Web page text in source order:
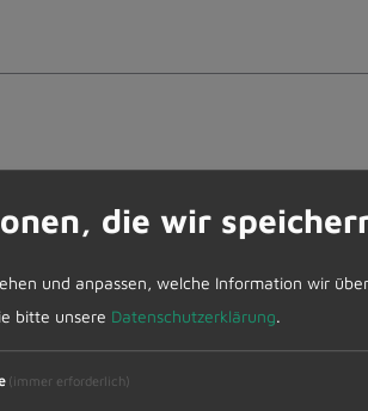
13.10.2023 im Raum
die wir
und anpassen, welche Information wir
bitte unsere Datenschutzerklärung.
(immer erforderlich)